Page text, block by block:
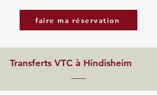
faire ma réservation
Transferts VTC à Hindisheim